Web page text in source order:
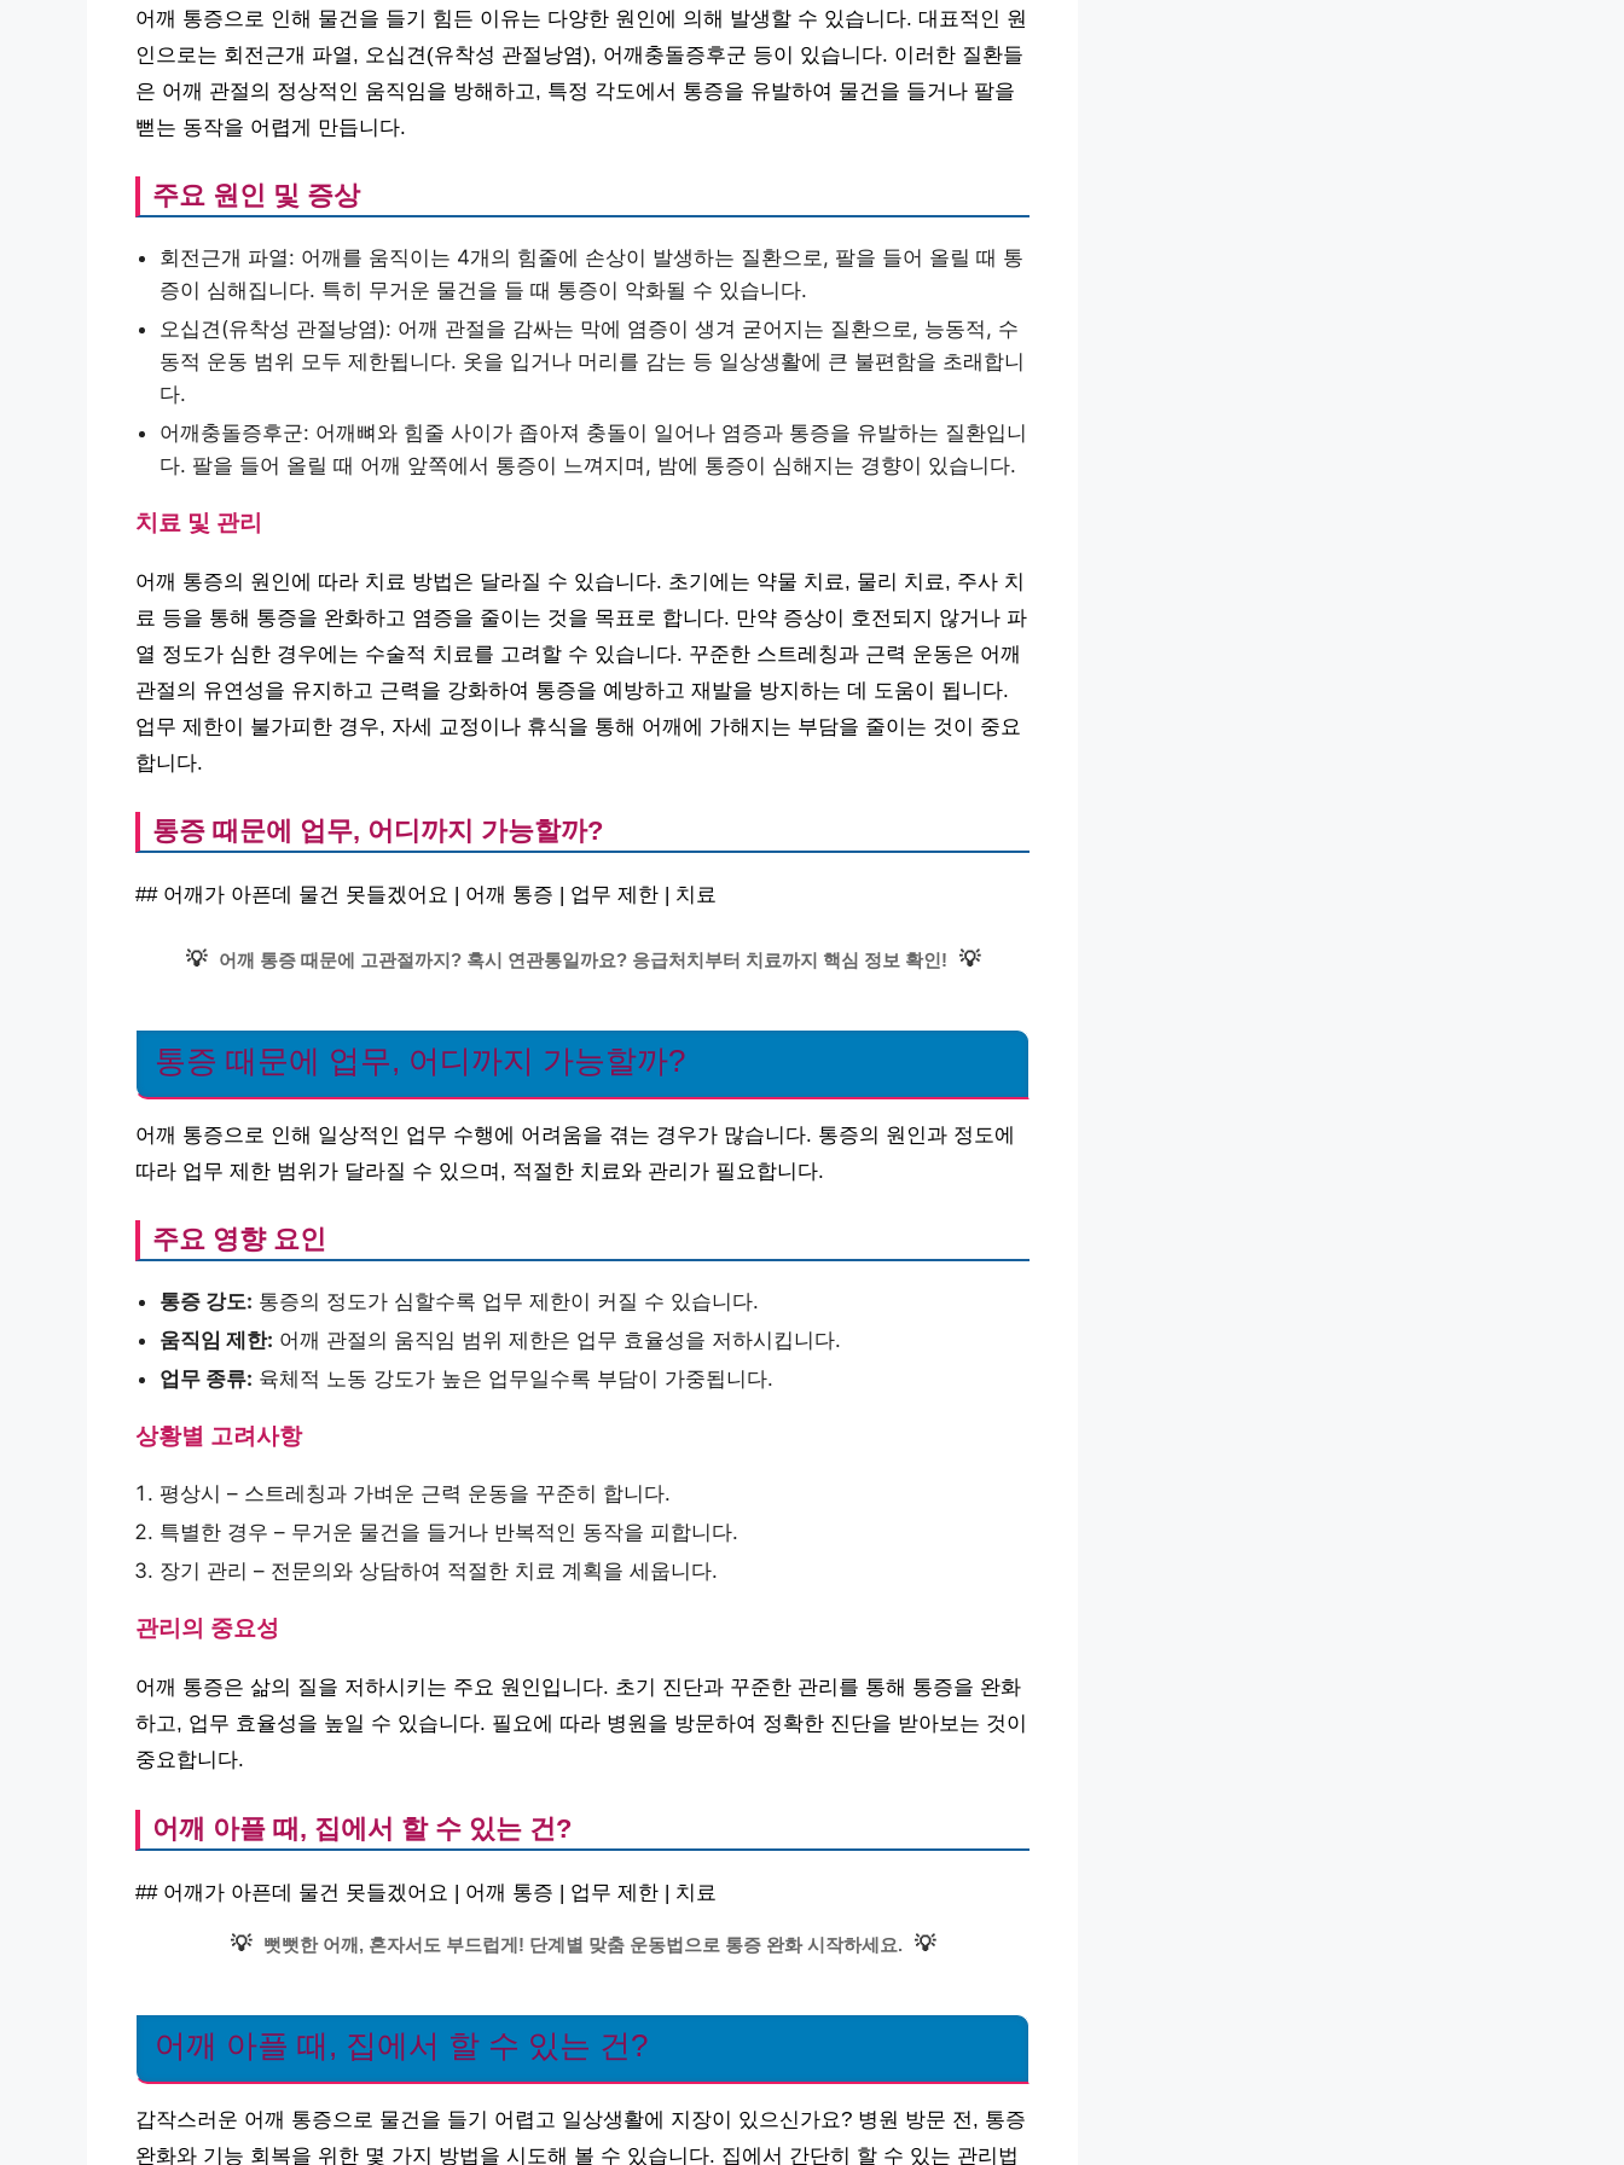
어깨 통증으로 인해 물건을 들기 힘든 이유는 다양한 원인에 의해 발생할 수 있습니다. 대표적인 원
인으로는 회전근개 파열, 오십견(유착성 관절낭염), 어깨충돌증후군 등이 있습니다. 이러한 질환들
은 어깨 관절의 정상적인 움직임을 방해하고, 특정 각도에서 통증을 유발하여 물건을 들거나 팔을
뻗는 동작을 어렵게 만듭니다.
주요 원인 및 증상
회전근개 파열: 어깨를 움직이는 4개의 힘줄에 손상이 발생하는 질환으로, 팔을 들어 올릴 때 통
증이 심해집니다. 특히 무거운 물건을 들 때 통증이 악화될 수 있습니다.
오십견(유착성 관절낭염): 어깨 관절을 감싸는 막에 염증이 생겨 굳어지는 질환으로, 능동적, 수
동적 운동 범위 모두 제한됩니다. 옷을 입거나 머리를 감는 등 일상생활에 큰 불편함을 초래합니
다.
어깨충돌증후군: 어깨뼈와 힘줄 사이가 좁아져 충돌이 일어나 염증과 통증을 유발하는 질환입니
다. 팔을 들어 올릴 때 어깨 앞쪽에서 통증이 느껴지며, 밤에 통증이 심해지는 경향이 있습니다.
치료 및 관리
어깨 통증의 원인에 따라 치료 방법은 달라질 수 있습니다. 초기에는 약물 치료, 물리 치료, 주사 치
료 등을 통해 통증을 완화하고 염증을 줄이는 것을 목표로 합니다. 만약 증상이 호전되지 않거나 파
열 정도가 심한 경우에는 수술적 치료를 고려할 수 있습니다. 꾸준한 스트레칭과 근력 운동은 어깨
관절의 유연성을 유지하고 근력을 강화하여 통증을 예방하고 재발을 방지하는 데 도움이 됩니다.
업무 제한이 불가피한 경우, 자세 교정이나 휴식을 통해 어깨에 가해지는 부담을 줄이는 것이 중요
합니다.
통증 때문에 업무, 어디까지 가능할까?
## 어깨가 아픈데 물건 못들겠어요 | 어깨 통증 | 업무 제한 | 치료
💡 어깨 통증 때문에 고관절까지? 혹시 연관통일까요? 응급처치부터 치료까지 핵심 정보 확인! 💡
통증 때문에 업무, 어디까지 가능할까?
어깨 통증으로 인해 일상적인 업무 수행에 어려움을 겪는 경우가 많습니다. 통증의 원인과 정도에
따라 업무 제한 범위가 달라질 수 있으며, 적절한 치료와 관리가 필요합니다.
주요 영향 요인
통증 강도: 통증의 정도가 심할수록 업무 제한이 커질 수 있습니다.
움직임 제한: 어깨 관절의 움직임 범위 제한은 업무 효율성을 저하시킵니다.
업무 종류: 육체적 노동 강도가 높은 업무일수록 부담이 가중됩니다.
상황별 고려사항
평상시 – 스트레칭과 가벼운 근력 운동을 꾸준히 합니다.
특별한 경우 – 무거운 물건을 들거나 반복적인 동작을 피합니다.
장기 관리 – 전문의와 상담하여 적절한 치료 계획을 세웁니다.
관리의 중요성
어깨 통증은 삶의 질을 저하시키는 주요 원인입니다. 초기 진단과 꾸준한 관리를 통해 통증을 완화
하고, 업무 효율성을 높일 수 있습니다. 필요에 따라 병원을 방문하여 정확한 진단을 받아보는 것이
중요합니다.
어깨 아플 때, 집에서 할 수 있는 건?
## 어깨가 아픈데 물건 못들겠어요 | 어깨 통증 | 업무 제한 | 치료
💡 뻣뻣한 어깨, 혼자서도 부드럽게! 단계별 맞춤 운동법으로 통증 완화 시작하세요. 💡
어깨 아플 때, 집에서 할 수 있는 건?
갑작스러운 어깨 통증으로 물건을 들기 어렵고 일상생활에 지장이 있으신가요? 병원 방문 전, 통증
완화와 기능 회복을 위한 몇 가지 방법을 시도해 볼 수 있습니다. 집에서 간단히 할 수 있는 관리법